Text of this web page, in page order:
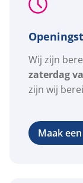
Wij zijn
zaterdag
zijn wij
Maak